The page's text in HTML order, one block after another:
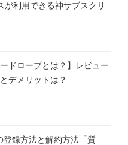
が利用できる神サブスクリ
ードローブとは？】レビュー
デメリットは？
登録方法と解約方法「質